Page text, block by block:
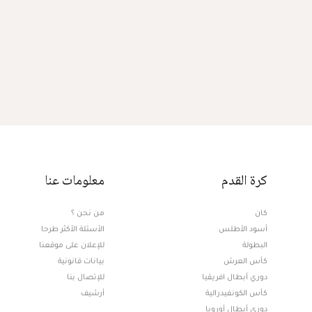
كرة القدم
كان
أسود الأطلس
البطولة
كأس العرش
دوري أبطال افريقيا
كأس الكونفيدرالية
دوري أبطال أوروبا
معلومات عنا
من نحن ؟
الأسئلة الأكثر طرحا
للإعلان على موقعنا
بيانات قانونية
للإتصال بنا
أرشيف